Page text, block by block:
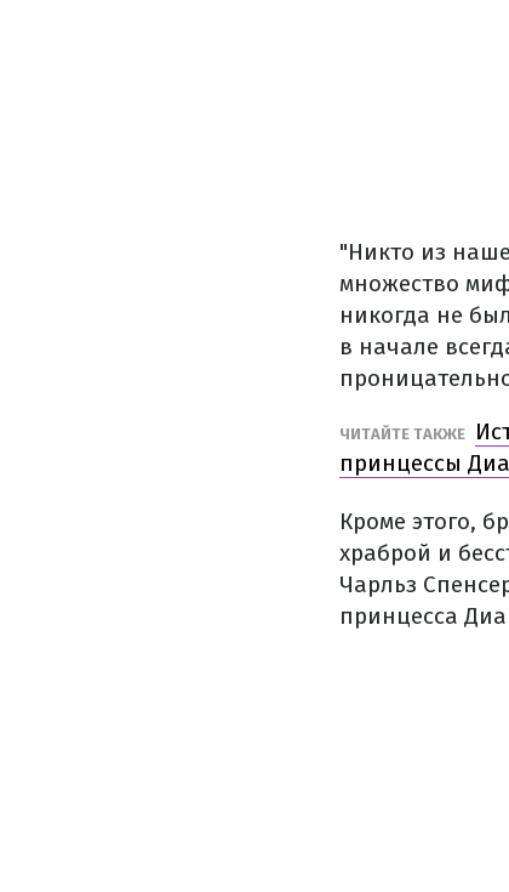
"Никто из
множество
никогда не
в начале
ЧИТАЙТЕ ТАКЖЕ
принцессы
Кроме этого,
храброй и
Чарльз
принцесса